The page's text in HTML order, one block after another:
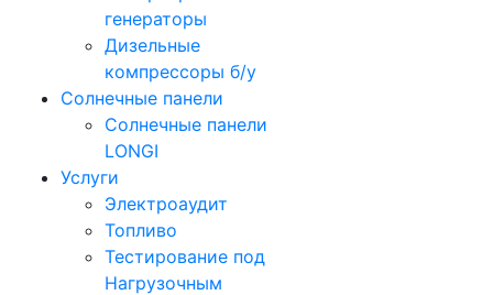
генераторы
Дизельные
компрессоры б/у
Солнечные панели
Солнечные панели
LONGI
Услуги
Электроаудит
Топливо
Тестирование под
Нагрузочным